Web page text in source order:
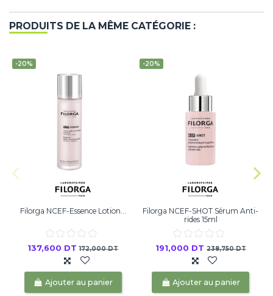
PRODUITS DE LA MÊME CATÉGORIE :
-20%
Filorga NCEF-Essence Lotion...
137,600 DT172,000 DT
Ajouter au panier
-20%
Filorga NCEF-SHOT Sérum Anti-
rides 15ml
191,000 DT 238,750 DT
Ajouter au panier